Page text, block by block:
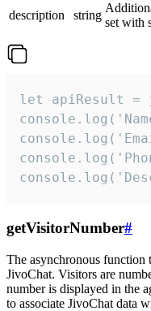
description
string
set with
let apiResult =
getVisitorNumber#
The asynchronous function
JivoChat. Visitors are
number is displayed in the
to associate JivoChat data